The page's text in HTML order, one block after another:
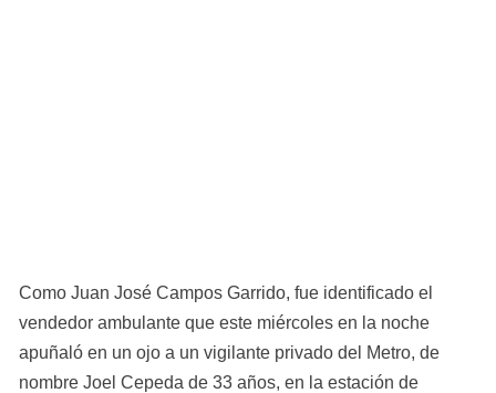
Como Juan José Campos Garrido, fue identificado el
vendedor ambulante que este miércoles en la noche
apuñaló en un ojo a un vigilante privado del Metro, de
nombre Joel Cepeda de 33 años, en la estación de